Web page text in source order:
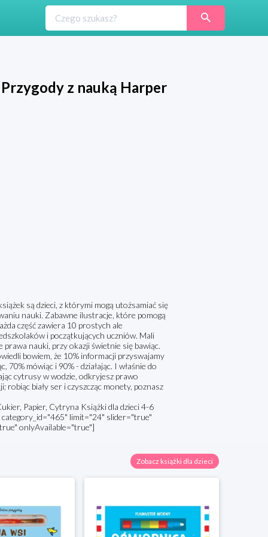
z nauką Harper
są dzieci, z którymi mogą utożsamiać się
nauki. Zabawne ilustracje, które pomogą
część zawiera 10 prostych ale
i początkujących uczniów. Mali
nauki, przy okazji świetnie się bawiąc.
bowiem, że 10% informacji przyswajamy
70% mówiąc i 90% - działając. I właśnie do
cytrusy w wodzie, odkryjesz prawo
robiąc biały ser i czyszcząc monety, poznasz
Papier, Cytryna Książki dla dzieci 4-6
limit="24" slider="true"
onlyAvailable="true"]
Zobacz książki dla dzieci